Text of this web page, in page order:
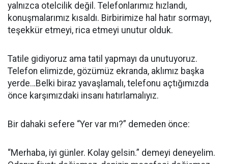
yalnızca otelcilik değil. Telefonlarımız hızlandı,
konuşmalarımız kısaldı. Birbirimize hal hatır sormayı,
teşekkür etmeyi, rica etmeyi unutur olduk.
Tatile gidiyoruz ama tatil yapmayı da unutuyoruz.
Telefon elimizde, gözümüz ekranda, aklımız başka
yerde…Belki biraz yavaşlamalı, telefonu açtığımızda
önce karşımızdaki insanı hatırlamalıyız.
Bir dahaki sefere “Yer var mı?” demeden önce:
“Merhaba, iyi günler. Kolay gelsin.” demeyi deneyelim.